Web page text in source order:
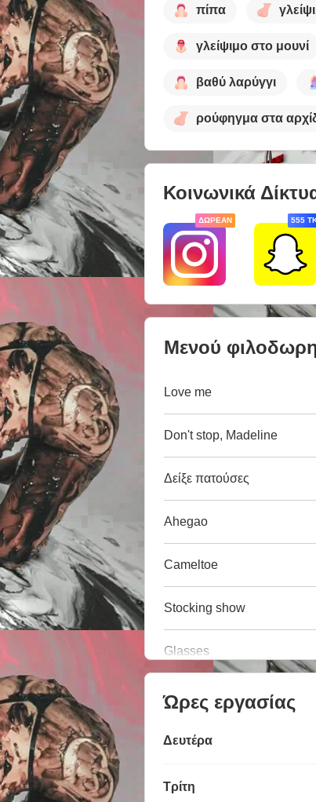
πίπα
γλείψιμο στο μουνί
βαθύ λαρύγγι
ρούφηγμα στα
Κοινωνικά
ΔΩΡΕΆΝ 555
Μενού
Love me
Don't stop, Madeline
Δείξε πατούσες
Ahegao
Cameltoe
Stocking show
Glasses
Ώρες εργασίας
Δευτέρα
Τρίτη